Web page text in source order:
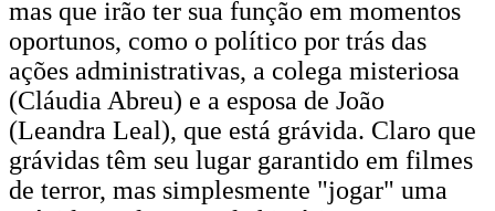
mas que irão ter sua função em momentos
oportunos, como o político por trás das
ações administrativas, a colega misteriosa
(Cláudia Abreu) e a esposa de João
(Leandra Leal), que está grávida. Claro que
grávidas têm seu lugar garantido em filmes
de terror, mas simplesmente "jogar" uma